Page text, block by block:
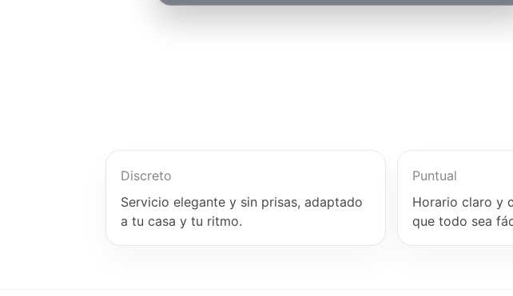
Discreto
Servicio elegante y sin prisas, adaptado
a tu casa y tu ritmo.
Puntual
Horario claro y
que todo sea